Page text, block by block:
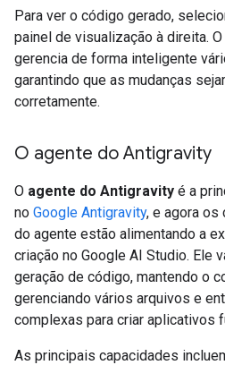
Para ver o código gerado,
painel de visualização à direita. O
gerencia de forma inteligente
garantindo que as mudanças
corretamente.
O agente do Antigravity
O agente do Antigravity é a
no Google Antigravity, e agora os
do agente estão alimentando a
criação no Google AI Studio. Ele
geração de código, mantendo o
gerenciando vários arquivos e
complexas para criar aplicativos
As principais capacidades